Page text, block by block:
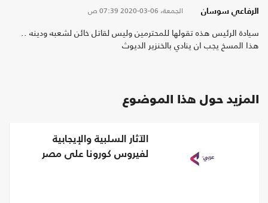
الرفاعي سوسان الجمعة، 06-03-2020 07:39 ص
سيادة الرئيس هذه تقولها للمحترمين وليس لقاتل خائن لشعبه ودينه ..
هذا المسخ يجب ان ينادي بالخنزير الديوث
المزيد حول هذا الموضوع
الآثار السلبية والإيجابية
لفيروس كورونا على مصر